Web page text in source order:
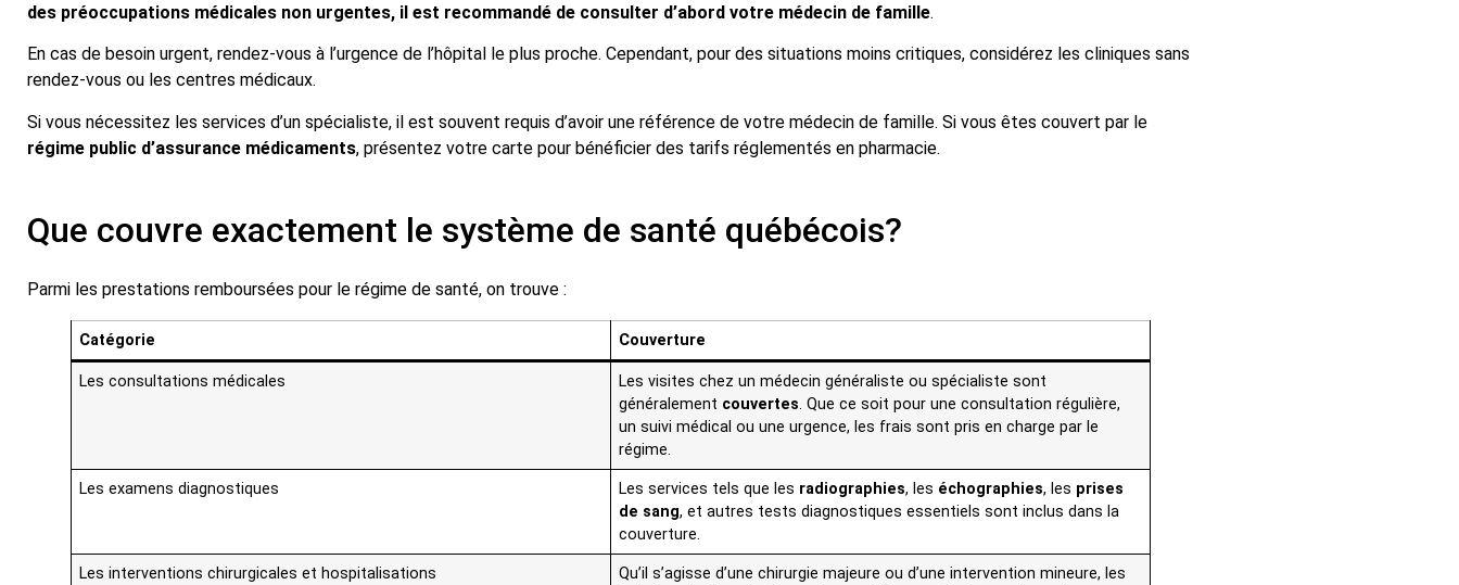
des préoccupations médicales non urgentes, il est recommandé de consulter d’abord votre médecin de famille.
En cas de besoin urgent, rendez-vous à l’urgence de l’hôpital le plus proche. Cependant, pour des situations moins critiques, considérez les cliniques sans
rendez-vous ou les centres médicaux.
Si vous nécessitez les services d’un spécialiste, il est souvent requis d’avoir une référence de votre médecin de famille. Si vous êtes couvert par le
régime public d’assurance médicaments, présentez votre carte pour bénéficier des tarifs réglementés en pharmacie.
Que couvre exactement le système de santé québécois?
Parmi les prestations remboursées pour le régime de santé, on trouve :
Catégorie Couverture
Les consultations médicales
Les visites chez un médecin généraliste ou spécialiste sont
généralement couvertes. Que ce soit pour une consultation régulière,
un suivi médical ou une urgence, les frais sont pris en charge par le
régime.
Les examens diagnostiques Les services tels que les radiographies, les échographies, les prises
de sang, et autres tests diagnostiques essentiels sont inclus dans la
couverture.
Les interventions chirurgicales et hospitalisations
Qu’il s’agisse d’une chirurgie majeure ou d’une intervention mineure, les